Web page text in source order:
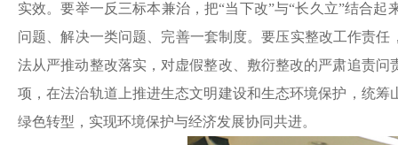
实效。要举一反三标本兼治，把“当下改”与“长久立”结合
问题、解决一类问题、完善一套制度。要压实整改工作责
法从严推动整改落实，对虚假整改、敷衍整改的严肃追责
项，在法治轨道上推进生态文明建设和生态环境保护，统
绿色转型，实现环境保护与经济发展协同共进。